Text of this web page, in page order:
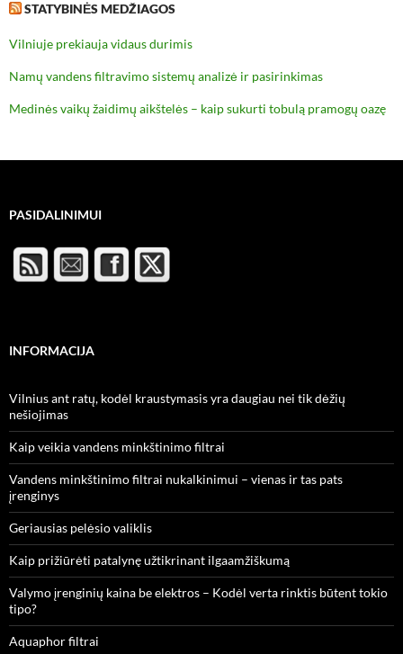
STATYBINĖS MEDŽIAGOS
Vilniuje prekiauja vidaus durimis
Namų vandens filtravimo sistemų analizė ir pasirinkimas
Medinės vaikų žaidimų aikštelės – kaip sukurti tobulą pramogų oazę
PASIDALINIMUI
INFORMACIJA
Vilnius ant ratų, kodėl kraustymasis yra daugiau nei tik dėžių
nešiojimas
Kaip veikia vandens minkštinimo filtrai
Vandens minkštinimo filtrai nukalkinimui – vienas ir tas pats
įrenginys
Geriausias pelėsio valiklis
Kaip prižiūrėti patalynę užtikrinant ilgaamžiškumą
Valymo įrenginių kaina be elektros – Kodėl verta rinktis būtent tokio
tipo?
Aquaphor filtrai